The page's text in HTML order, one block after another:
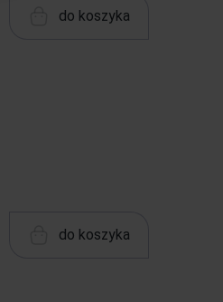
do koszyka
do koszyka